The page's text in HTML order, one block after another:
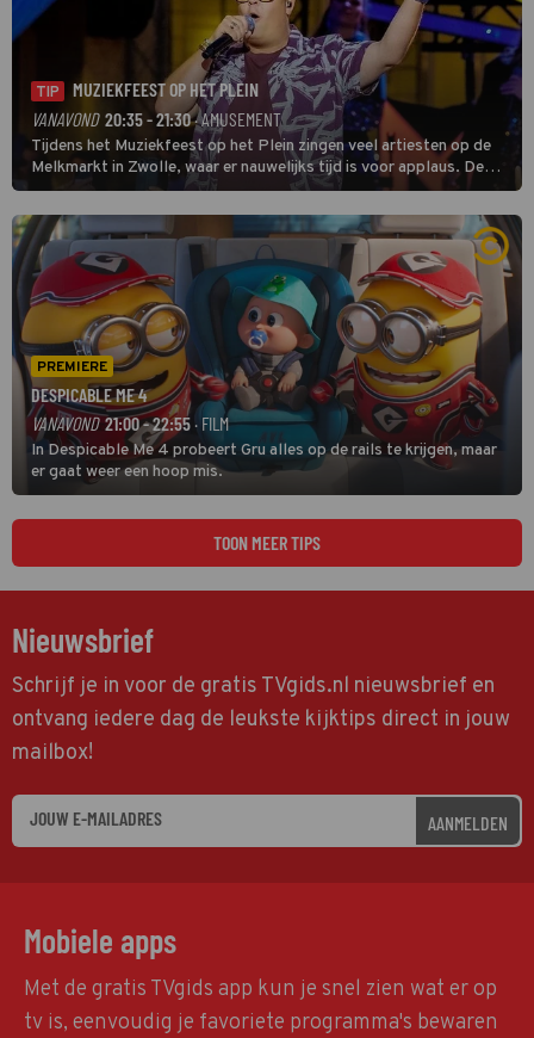
TIP
MUZIEKFEEST OP HET PLEIN
VANAVOND 20:35 - 21:30· AMUSEMENT
Tijdens het Muziekfeest op het Plein zingen veel artiesten op de
Melkmarkt in Zwolle, waar er nauwelijks tijd is voor applaus. De
grootste namen zijn André Hazes, Jannes, René Froger en
natuurlijk Rutger van Barneveld met zijn hit Zwoele Zomernachten.
PREMIERE
DESPICABLE ME 4
VANAVOND 21:00 - 22:55 · FILM
In Despicable Me 4 probeert Gru alles op de rails te krijgen, maar
er gaat weer een hoop mis.
TOON MEER TIPS
Nieuwsbrief
Schrijf je in voor de gratis TVgids.nl nieuwsbrief en
ontvang iedere dag de leukste kijktips direct in jouw
mailbox!
AANMELDEN
Mobiele apps
Met de gratis TVgids app kun je snel zien wat er op
tv is, eenvoudig je favoriete programma's bewaren